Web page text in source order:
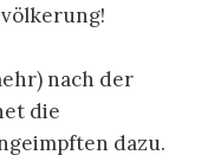
nach der
die
dazu.